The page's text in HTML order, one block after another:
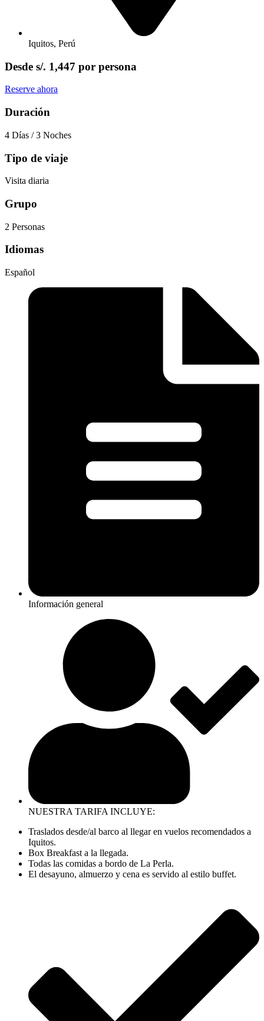
Iquitos, Perú
Desde s/. 1,447 por persona
Reserve ahora
Duración
4 Días / 3 Noches
Tipo de viaje
Visita diaria
Grupo
2 Personas
Idiomas
Español
Información general
NUESTRA TARIFA INCLUYE:
Traslados desde/al barco al llegar en vuelos recomendados a
Iquitos.
Box Breakfast a la llegada.
Todas las comidas a bordo de La Perla.
El desayuno, almuerzo y cena es servido al estilo buffet.